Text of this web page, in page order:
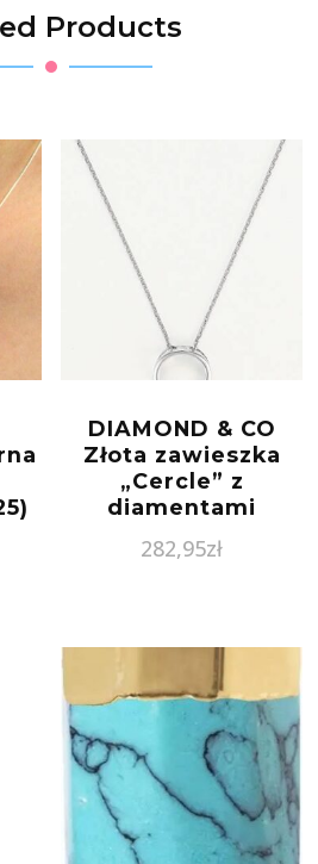
Products
DIAMOND & CO
Złota zawieszka
„Cercle” z
diamentami
282,95zł